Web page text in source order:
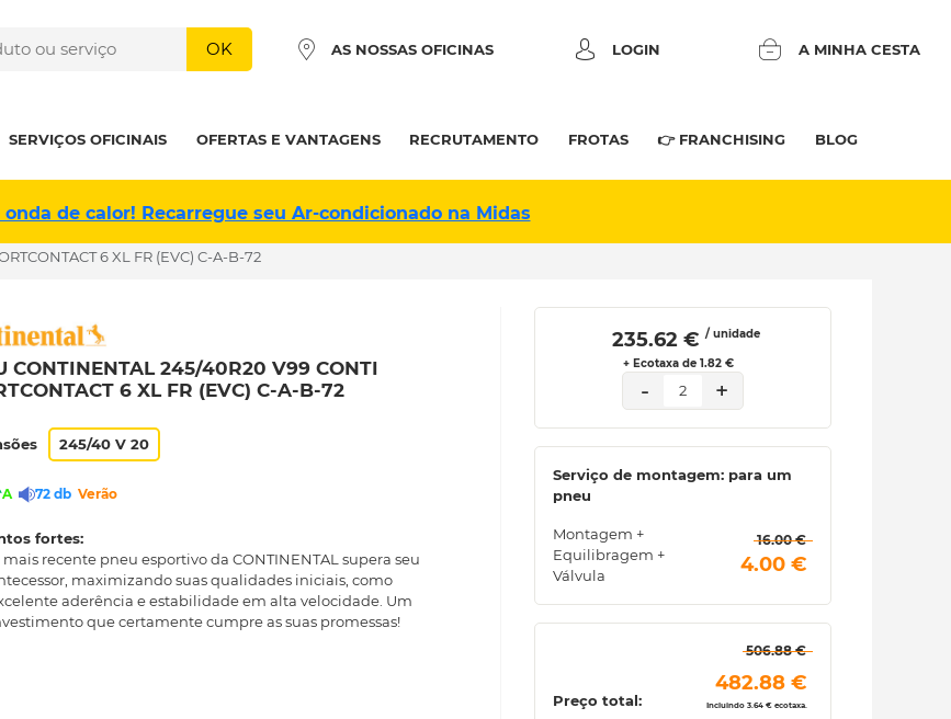
OK AS NOSSAS OFICINAS LOGIN A MINHA CESTA
SERVIÇOS OFICINAIS OFERTAS E VANTAGENS RECRUTAMENTO FROTAS 👉 FRANCHISING BLOG
de calor! Recarregue seu Ar-condicionado na Midas
6 XL FR (EVC) C-A-B-72
CONTINENTAL 245/40R20 V99 CONTI
6 XL FR (EVC) C-A-B-72
245/40 V 20
A 72 db Verão
fortes:
mais recente pneu esportivo da CONTINENTAL supera seu
maximizando suas qualidades iniciais, como
aderência e estabilidade em alta velocidade. Um
que certamente cumpre as suas promessas!
235.62 € / unidade
+ Ecotaxa de 1.82 €
- 2 +
Serviço de montagem: para um
pneu
Montagem +
Equilibragem +
Válvula
16.00 €
4.00 €
Preço total:
506.88 €
482.88 €
Incluindo 3.64 € ecotaxa.